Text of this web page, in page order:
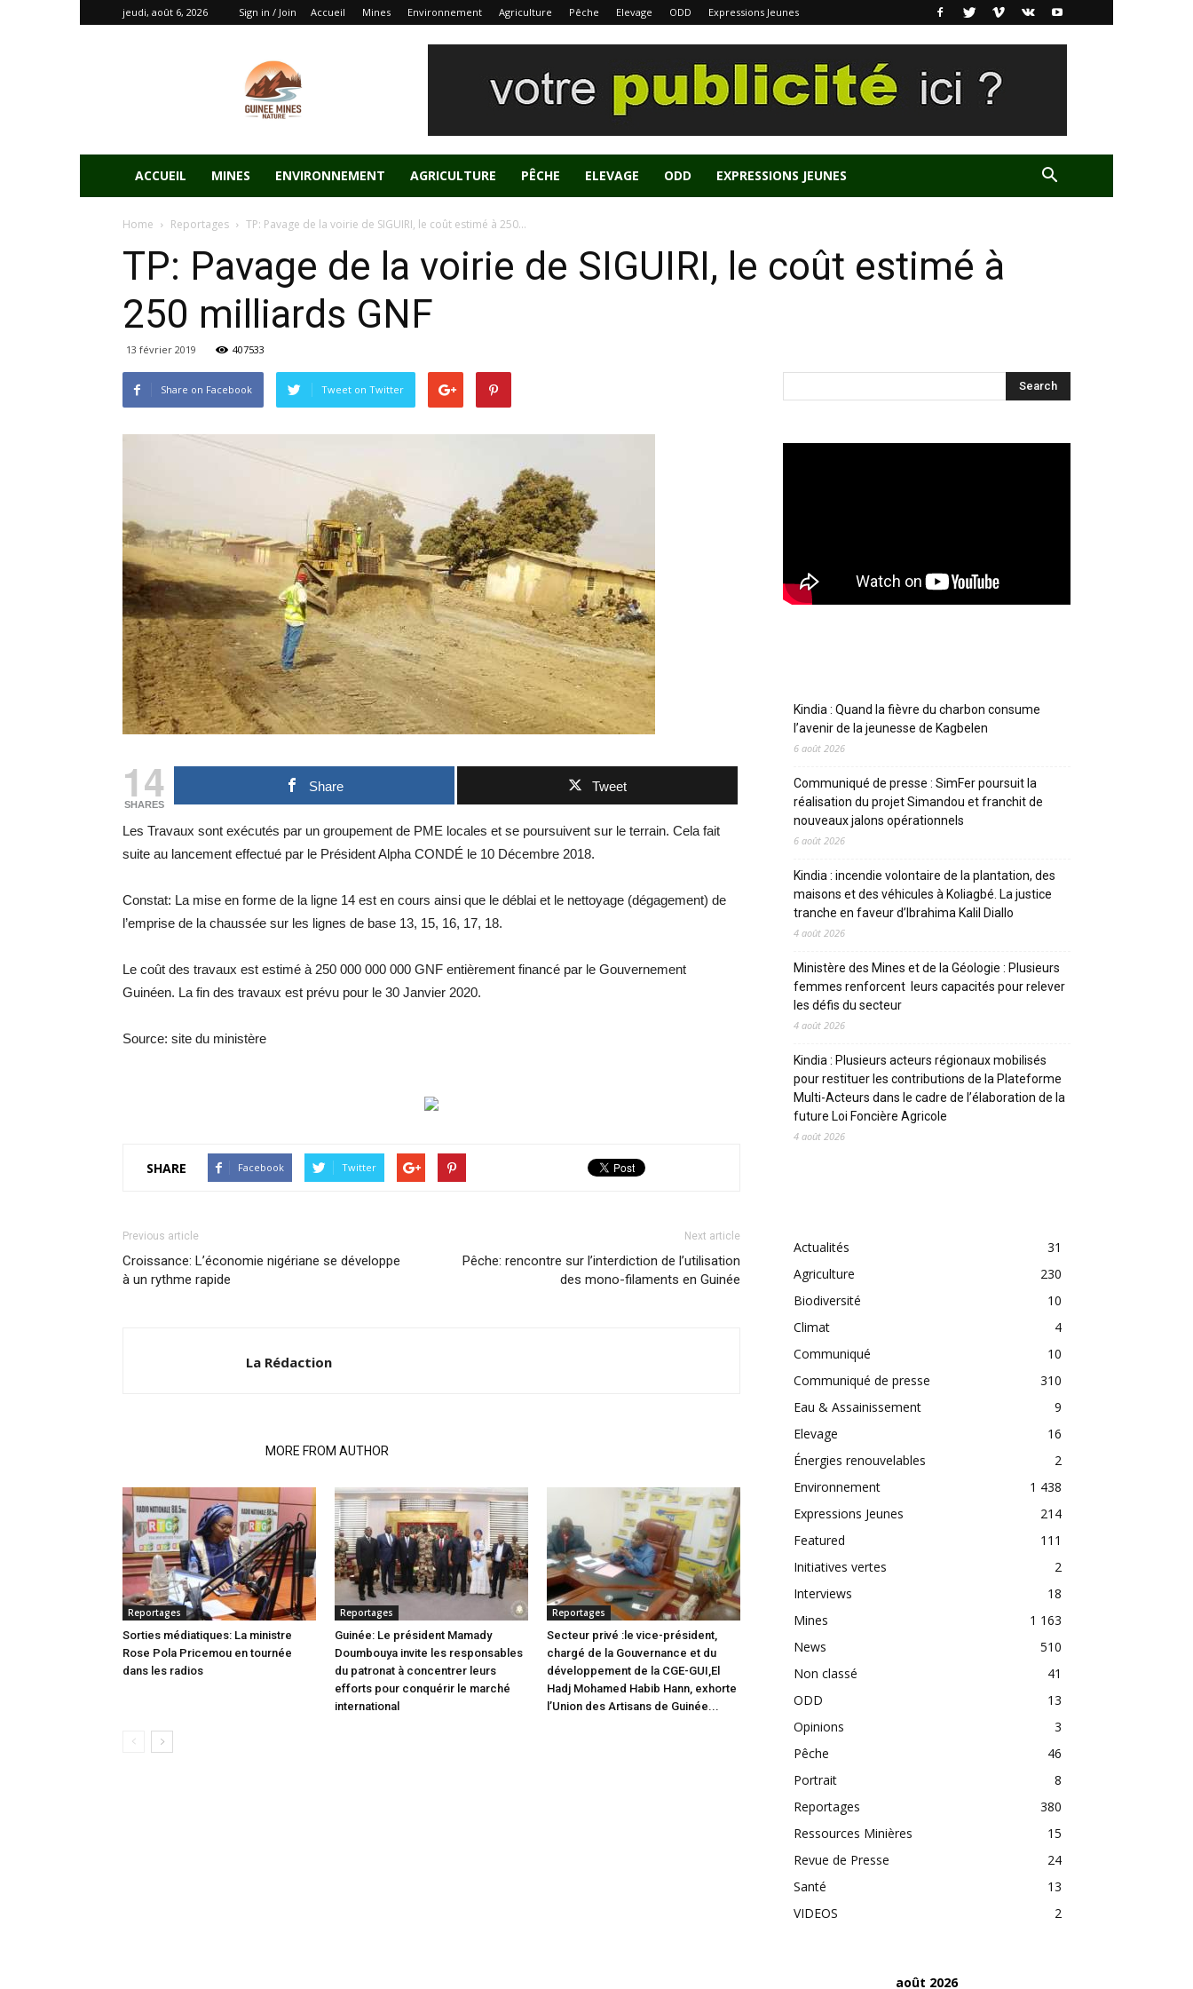
jeudi, août 6, 2026 Sign in / Join Accueil Mines Environnement Agriculture Pêche Elevage ODD Expressions Jeunes
ACCUEIL MINES ENVIRONNEMENT AGRICULTURE PÊCHE ELEVAGE ODD EXPRESSIONS JEUNES
Home Reportages TP: Pavage de la voirie de SIGUIRI, le coût estimé à 250...
TP: Pavage de la voirie de SIGUIRI, le coût estimé à
250 milliards GNF
13 février 2019 407533
Share on Facebook Tweet on Twitter
14
SHARES
Share Tweet
Les Travaux sont exécutés par un groupement de PME locales et se poursuivent sur le terrain. Cela fait
suite au lancement effectué par le Président Alpha CONDÉ le 10 Décembre 2018.
Constat: La mise en forme de la ligne 14 est en cours ainsi que le déblai et le nettoyage (dégagement) de
l’emprise de la chaussée sur les lignes de base 13, 15, 16, 17, 18.
Le coût des travaux est estimé à 250 000 000 000 GNF entièrement financé par le Gouvernement
Guinéen. La fin des travaux est prévu pour le 30 Janvier 2020.
Source: site du ministère
SHARE Facebook Twitter
Previous article
Croissance: L’économie nigériane se développe
à un rythme rapide
Next article
Pêche: rencontre sur l’interdiction de l’utilisation
des mono-filaments en Guinée
La Rédaction
MORE FROM AUTHOR
Reportages
Sorties médiatiques: La ministre
Rose Pola Pricemou en tournée
dans les radios
Reportages
Guinée: Le président Mamady
Doumbouya invite les responsables
du patronat à concentrer leurs
efforts pour conquérir le marché
international
Reportages
Secteur privé :le vice-président,
chargé de la Gouvernance et du
développement de la CGE-GUI,El
Hadj Mohamed Habib Hann, exhorte
l’Union des Artisans de Guinée...
Kindia : Quand la fièvre du charbon consume
l’avenir de la jeunesse de Kagbelen
6 août 2026
Communiqué de presse : SimFer poursuit la
réalisation du projet Simandou et franchit de
nouveaux jalons opérationnels
6 août 2026
Kindia : incendie volontaire de la plantation, des
maisons et des véhicules à Koliagbé. La justice
tranche en faveur d’Ibrahima Kalil Diallo
4 août 2026
Ministère des Mines et de la Géologie : Plusieurs
femmes renforcent leurs capacités pour relever
les défis du secteur
4 août 2026
Kindia : Plusieurs acteurs régionaux mobilisés
pour restituer les contributions de la Plateforme
Multi-Acteurs dans le cadre de l’élaboration de la
future Loi Foncière Agricole
4 août 2026
Actualités
31
Agriculture
230
Biodiversité
10
Climat
4
Communiqué
10
Communiqué de presse
310
Eau & Assainissement
9
Elevage
16
Énergies renouvelables
2
Environnement
1 438
Expressions Jeunes
214
Featured
111
Initiatives vertes
2
Interviews
18
Mines
1 163
News
510
Non classé
41
ODD
13
Opinions
3
Pêche
46
Portrait
8
Reportages
380
Ressources Minières
15
Revue de Presse
24
Santé
13
VIDEOS
2
août 2026